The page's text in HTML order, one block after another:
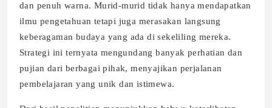
dan penuh warna. Murid-murid tidak hanya mendapatkan
ilmu pengetahuan tetapi juga merasakan langsung
keberagaman budaya yang ada di sekeliling mereka.
Strategi ini ternyata mengundang banyak perhatian dan
pujian dari berbagai pihak, menyajikan perjalanan
pembelajaran yang unik dan istimewa.